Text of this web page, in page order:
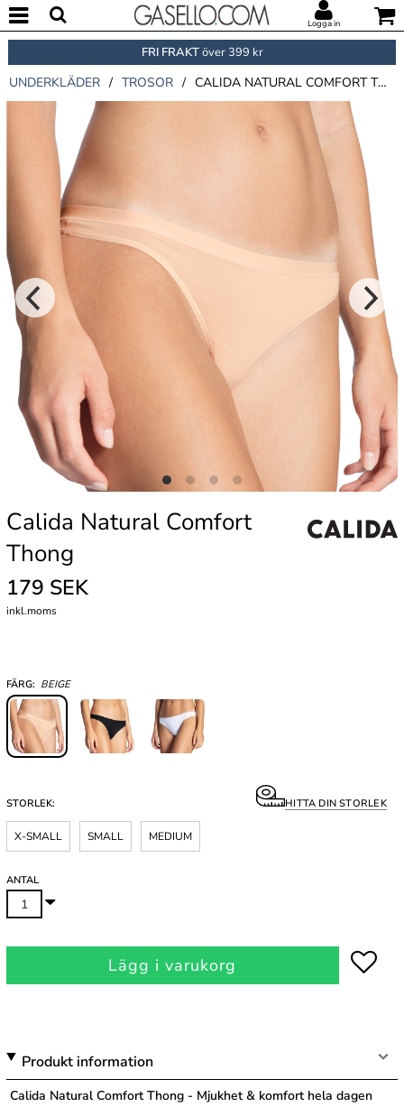
Logga in
FRI FRAKTöver 399 kr
UNDERKLÄDER / TROSOR / CALIDA NATURAL COMFORT THONG
Calida Natural Comfort
Thong
179 SEK
inkl.moms
FÄRG: BEIGE
STORLEK: HITTA DIN STORLEK
X-SMALL SMALL MEDIUM
ANTAL
Lägg i varukorg
Produkt information
Calida Natural Comfort Thong - Mjukhet & komfort hela dagen